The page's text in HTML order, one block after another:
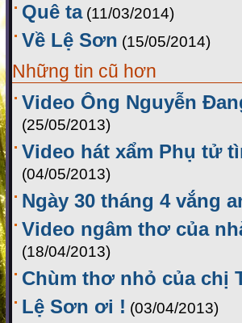
Quê ta (11/03/2014)
Về Lệ Sơn (15/05/2014)
Những tin cũ hơn
Video Ông Nguyễn
(25/05/2013)
Video hát xẩm Phụ tử
(04/05/2013)
Ngày 30 tháng 4 vắng
Video ngâm thơ của
(18/04/2013)
Chùm thơ nhỏ của chị
Lệ Sơn ơi ! (03/04/2013)